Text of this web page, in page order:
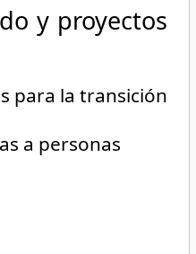
y proyectos
para la transición
a personas